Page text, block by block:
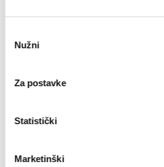
pristanka
Nužni
Za postavke
Statistički
Marketinški
GODINU.docx
MLADIH-GRADA-PREGRDAE-ZA-
GODINU.docx